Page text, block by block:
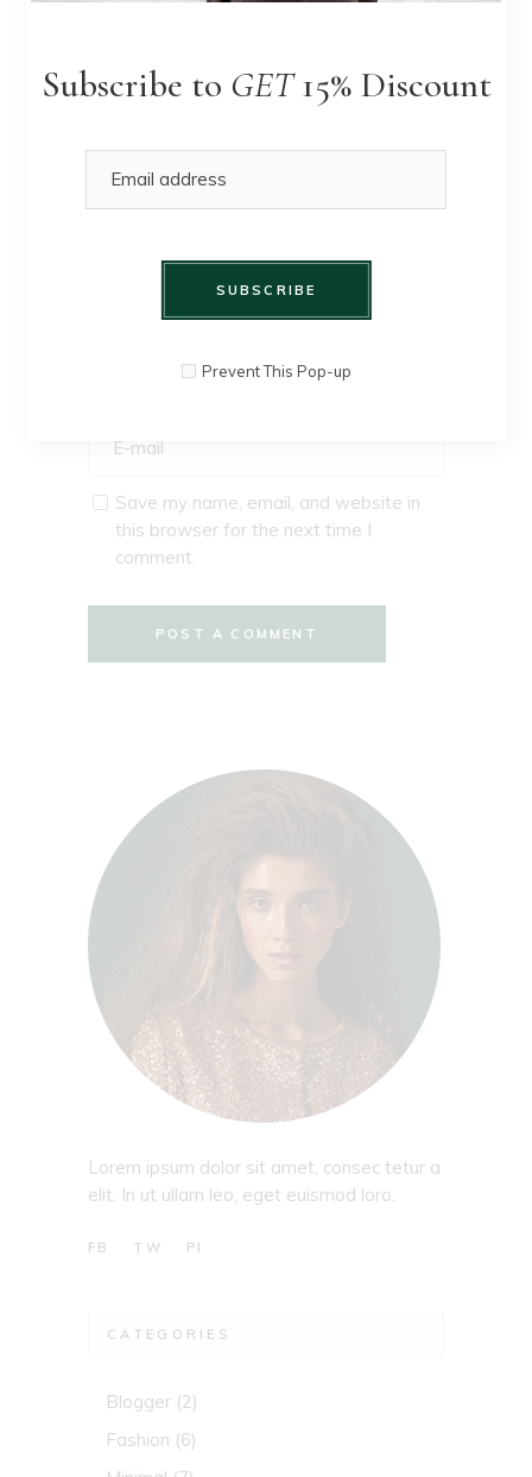
Subscribe to GET15% Discount
SUBSCRIBE
Prevent This Pop-up
Post a comment
Save my name, email, and website in
this browser for the next time I
comment.
POST A COMMENT
Lorem ipsum dolor sit amet, consec tetur a
elit. In ut ullam leo, eget euismod loro.
FB TW PI
CATEGORIES
Blogger (2)
Fashion (6)